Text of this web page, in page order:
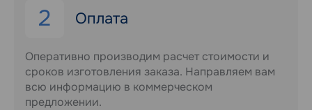
2 Оплата
Оперативно производим расчет стоимости и
сроков изготовления заказа. Направляем вам
всю информацию в коммерческом
предложении.